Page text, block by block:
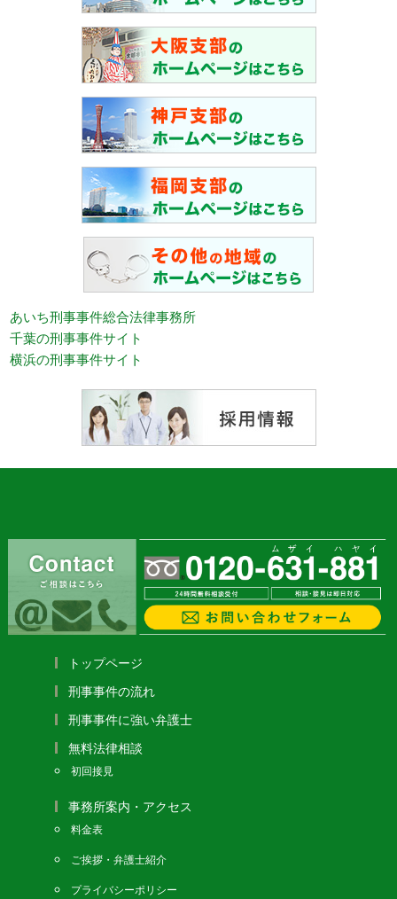
あいち刑事事件総合法律事務所
千葉の刑事事件サイト
横浜の刑事事件サイト
トップページ
刑事事件の流れ
刑事事件に強い弁護士
無料法律相談
初回接見
事務所案内・アクセス
料金表
ご挨拶・弁護士紹介
プライバシーポリシー